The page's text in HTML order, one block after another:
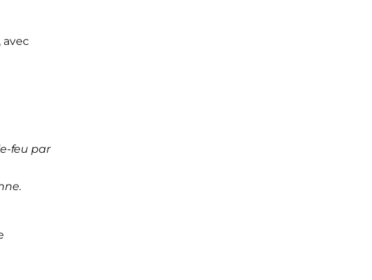
avec
feu par